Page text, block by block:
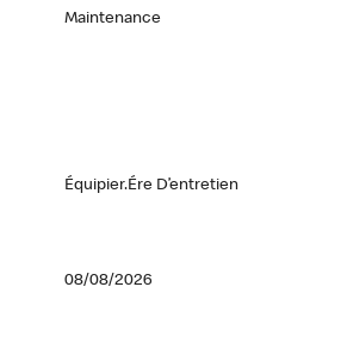
Maintenance
Équipier.ére D’entretien
08/08/2026